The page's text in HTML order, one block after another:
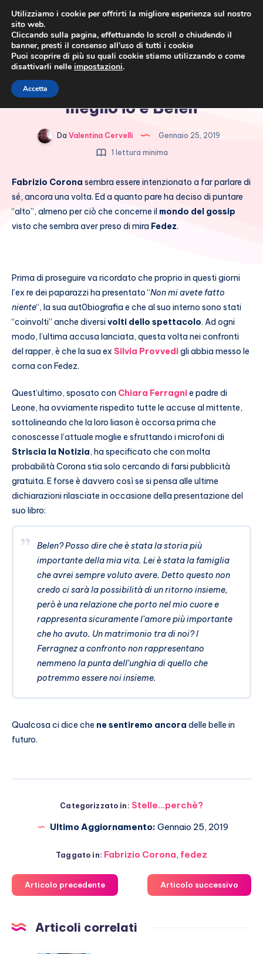
Fabrizio Corona contro Fedez:
meglio io e Belen
Da Valentina Cervelli
Gennaio 25, 2019
1 lettura minima
Fabrizio Corona sembra essere intenzionato a far parlare di
sé, ancora una volta. Ed a quanto pare ha deciso di puntare
“alto”, almeno per ciò che concerne il mondo del gossip
visto che sembra aver preso di mira Fedez.
Prima di proseguire va ricordato che proprio in questi giorni
l’ex re dei paparazzi ha presentato “Non mi avete fatto
niente“, la sua aut0biografia e che al suo interno sono stati
“coinvolti” anche diversivolti dello spettacolo. Ad ogni
modo, l’ultima accusa lanciata, questa volta nei confronti
del rapper, è che la sua ex Silvia Provvedigli abbia messo le
corna con Fedez.
Quest’ultimo, sposato con Chiara Ferragnie padre di
Leone, ha ovviamente rispedito tutte le accuse al mittente,
sottolineando che la loro liason è occorsa prima che
conoscesse l’attuale moglie e sfruttando i microfoni di
Striscia la Notizia, ha specificato che con molta
probabilità Corona stia solo cercando di farsi pubblicità
gratuita. E forse è davvero così se si pensa alle ultime
dichiarazioni rilasciate in occasione della presentazione del
suo libro:
Belen? Posso dire che è stata la storia più
importante della mia vita. Lei è stata la famiglia
che avrei sempre voluto avere. Detto questo non
credo ci sarà la possibilità di un ritorno insieme,
però è una relazione che porto nel mio cuore e
rappresenta sicuramente l’amore più importante
che ho avuto. Un matrimonio tra di noi? I
Ferragnez a confronto non rappresentano
nemmeno la punta dell’unghia di quello che
potremmo essere noi insieme.
Qualcosa ci dice che ne sentiremo ancora delle belle in
futuro.
Categorizzato in: Stelle...perchè?
Ultimo Aggiornamento: Gennaio 25, 2019
Taggato in: Fabrizio Corona, fedez
Articolo precedente Articolo successivo
Articoli correlati
Utilizziamo i cookie per offrirti la migliore esperienza sul nostro
sito web.
Cliccando sulla pagina, effettuando lo scroll o chiudendo il
banner, presti il consenso all’uso di tutti i cookie
Puoi scoprire di più su quali cookie stiamo utilizzando o come
disattivarli nelle impostazioni.
Accetta